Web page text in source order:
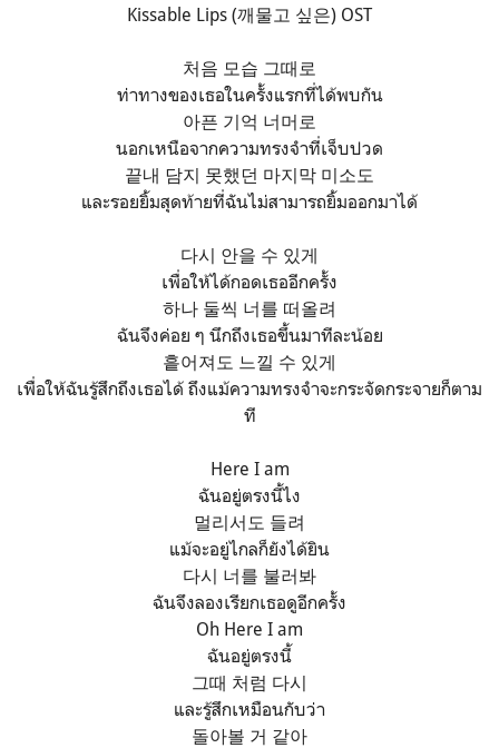
Kissable Lips (깨물고 싶은) OST
처음 모습 그때로
ท่าทางของเธอในครั้งแรกที่ได้พบกัน
아픈 기억 너머로
นอกเหนือจากความทรงจำที่เจ็บปวด
끝내 담지 못했던 마지막 미소도
และรอยยิ้มสุดท้ายที่ฉันไม่สามารถยิ้มออกมาได้
다시 안을 수 있게
เพื่อให้ได้กอดเธออีกครั้ง
하나 둘씩 너를 떠올려
ฉันจึงค่อย ๆ นึกถึงเธอขึ้นมาทีละน้อย
흩어져도 느낄 수 있게
เพื่อให้ฉันรู้สึกถึงเธอได้ ถึงแม้ความทรงจำจะกระจัดกระจายก็ตาม
ที
Here I am
ฉันอยู่ตรงนี้ไง
멀리서도 들려
แม้จะอยู่ไกลก็ยังได้ยิน
다시 너를 불러봐
ฉันจึงลองเรียกเธอดูอีกครั้ง
Oh Here I am
ฉันอยู่ตรงนี้
그때 처럼 다시
และรู้สึกเหมือนกับว่า
돌아볼 거 같아